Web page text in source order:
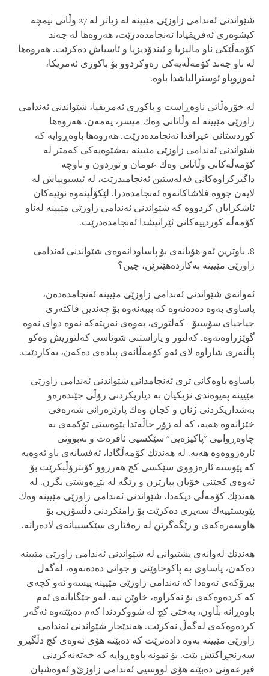
شێواندنی‌ ئه‌ندامی‌ زاوزێی مێیینه‌ له‌ زیاتر له‌ 27 وڵاتی‌ نیمچه‌
كیشوه‌ری‌ ئه‌فریقیادا ئه‌نجامده‌درێت، هه‌روه‌ها له‌ چه‌ند
كۆمه‌ڵێكی‌ ناو مالیزیا و ئیندۆدیزیا و ئاسیاش ده‌كرێت. هه‌روه‌ها
له‌ ناو چه‌ند كۆمه‌ڵه‌یه‌كی‌ ره‌وكردوو بۆ باكوری‌ ئه‌مریكا،
ئه‌وروپاو ئوسترالیاشدا باوه‌.
له‌ خۆره‌ڵاتی‌ ناوه‌ڕاست و باكوری‌ ئه‌مریقیا، شێواندنی‌ ئه‌ندامی‌
زاوزێی مێیینه‌ له‌ وڵاتانی‌ وه‌ك میسر، یه‌مه‌ن، هه‌روه‌ها
كوردستانی‌ عیراقدا ئه‌نجامده‌درێت. هه‌روه‌ها باوه‌ڕوایه‌ كه‌
شێواندنی‌ ئه‌ندامی‌ زاوزێی مێیینه‌ به‌شێوه‌یه‌كی‌ كه‌متر له‌
كۆمه‌ڵه‌كانی‌ وڵاتانی‌ وه‌ك عومان و ئوردون و ناوچه‌
داگیركراوه‌كانی‌ فه‌له‌ستین ئه‌نجامبدرێت، له‌ ئیسیوپیاش له‌
لایه‌ن جووه‌ فلاشاكانه‌وه‌ ئه‌نجامده‌درا. لێكۆڵینه‌وه‌ نوێیه‌كان
ئاشكرایان كردووه‌ كه‌ شێواندنی‌ ئه‌ندامی‌ زاوزێی مێیینه‌ له‌ناو
كۆمه‌ڵه‌ كوردییه‌كانی‌ ئێرانیشدا ئه‌نجامده‌درێت.
8. باوترین ئه‌و هۆیانه‌ی‌ بۆ پاساودانه‌وه‌ی‌ شێواندنی‌ ئه‌ندامی‌
زاوزێی مێیینه‌ به‌كارده‌هێنرێن، چین؟
ئه‌وانه‌ی‌ شێواندنی‌ ئه‌ندامی‌ زاوزێی مێیینه‌ ئه‌نجامده‌ده‌ن،
پاساوی‌ به‌وه‌ ده‌ده‌نه‌وه‌ كه‌ بیبه‌نه‌وه‌ بۆ چه‌ندین فاكته‌ری‌
جیاجیای‌ سۆسیۆ - كه‌لتوری‌، به‌وه‌ی‌ نه‌ریته‌كه‌ نه‌وه‌ دوای‌ نه‌وه‌
گوێزراوه‌ته‌وه‌. كه‌لتور و پاراستنی‌ شوناسی كه‌لتوریش وه‌كو
پاڵنه‌ری‌ شاراوه‌ لای‌ ئه‌و كۆمه‌ڵانه‌ی‌ پیاده‌ی‌ ده‌كه‌ن، به‌كاردێت.
پاساوه‌ باوه‌كانی‌ تری‌ ئه‌نجامدانی‌ شێواندنی‌ ئه‌ندامی‌ زاوزێی
مێیینه‌ په‌یوه‌ندی‌ نزیكیان به‌ دیاریكردنی‌ رۆڵی جێنده‌ره‌و
به‌شداریكردنی‌ ژنان و كچان وه‌ك پارێزه‌رانی‌ شه‌ره‌فی‌
خێزانه‌وه‌ هه‌یه‌، كه‌ له‌ زۆر حاڵه‌تدا پێوه‌ستی‌ تۆكمه‌ی‌ به‌
چاوه‌ڕوانیی "پاكیزه‌یی" سێكسیی ئافره‌ت و نه‌بوونی‌
ئاره‌زووه‌وه‌ هه‌یه‌. له‌ هه‌ندێك كۆمه‌ڵگادا، ئه‌فسانه‌ی‌ باو ئه‌وه‌یه‌
كه‌ پێوسته‌ ئاره‌زووی‌ سێكسی كچ هه‌رزوو كۆنترۆڵبكرێت بۆ
ئه‌وه‌ی‌ كچێنی‌ خۆیان بپارێزن و رێگه‌ له‌ بێڕه‌وشتی‌ بگرن. له‌
هه‌ندێك كۆمه‌ڵی دیكه‌دا، شێواندنی‌ ئه‌ندامی‌ زاوزێی مێیینه‌ وه‌ك
پێویستییه‌ك سه‌یری ده‌كرێت بۆ زامنكردنی‌ دڵسۆزیی بۆ
هاوسه‌ره‌كه‌ی‌ و رێگه‌گرتن له‌ ره‌فتاری‌ سێكسییانه‌ی‌ لاده‌رانه‌.
هه‌ندێك له‌وانه‌ی‌ پشتیوانی‌ له‌ شێواندنی‌ ئه‌ندامی‌ زاوزێی مێیینه‌
ده‌كه‌ن، پاساوی‌ به‌ پاكوخاوێنی‌ و جوانی ده‌ده‌نه‌وه‌، له‌گه‌ل
بیرۆكه‌ی‌ ئه‌وه‌دا كه‌ ئه‌ندامی‌ زاوزێی مێیینه‌ پیسه‌و ئه‌و كچه‌ی‌
كه‌ كرده‌وه‌كه‌ی‌ بۆ نه‌كراوه‌، خاوێن نیه‌. له‌و جێگایانه‌ی‌ ئه‌م
باوه‌ڕانه‌ بڵاون، به‌ختی‌ كچ له‌ شووكردندا كه‌م ده‌بێته‌وه‌ ئه‌گه‌ر
كرده‌وه‌كه‌ی‌ له‌گه‌ڵ‌ نه‌كرێت. هه‌ندێجار شێواندنی‌ ئه‌ندامی‌
زاوزێی مێیینه‌ به‌وه‌ داده‌نرێت كه‌ ده‌بێته‌ هۆی‌ ئه‌وه‌ی‌ كچ دڵگیرو
سه‌رنجڕاكێش بێت. بۆ نمونه‌ باوه‌ڕوایه‌ كه‌ خه‌ته‌نه‌كردنی‌
فیرعه‌ونی‌ ده‌بێته‌ هۆی‌ لووسیی ئه‌ندامی‌ زاوزێ‌‌و ئه‌وه‌شیان